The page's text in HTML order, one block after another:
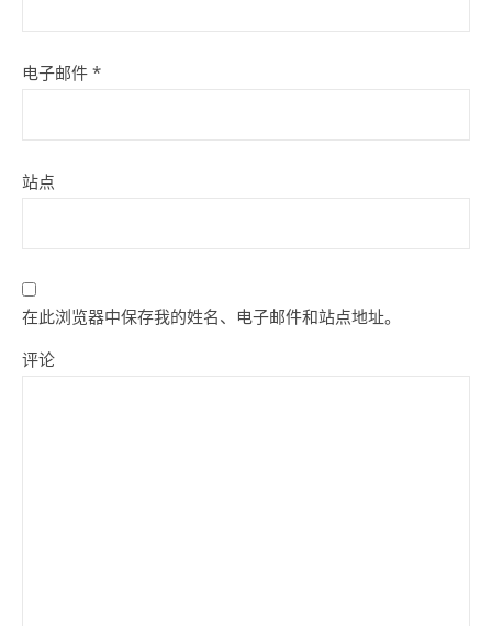
电子邮件 *
站点
在此浏览器中保存我的姓名、电子邮件和站点地址。
评论